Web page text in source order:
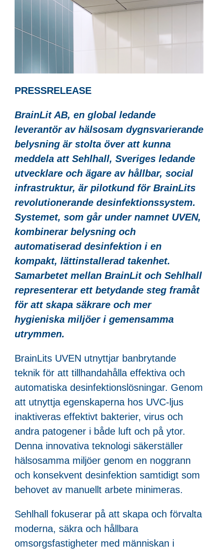
PRESSRELEASE
BrainLit AB, en global ledande
leverantör av hälsosam dygnsvarierande
belysning är stolta över att kunna
meddela att Sehlhall, Sveriges ledande
utvecklare och ägare av hållbar, social
infrastruktur, är pilotkund för BrainLits
revolutionerande desinfektionssystem.
Systemet, som går under namnet UVEN,
kombinerar belysning och
automatiserad desinfektion i en
kompakt, lättinstallerad takenhet.
Samarbetet mellan BrainLit och Sehlhall
representerar ett betydande steg framåt
för att skapa säkrare och mer
hygieniska miljöer i gemensamma
utrymmen.
BrainLits UVEN utnyttjar banbrytande
teknik för att tillhandahålla effektiva och
automatiska desinfektionslösningar. Genom
att utnyttja egenskaperna hos UVC-ljus
inaktiveras effektivt bakterier, virus och
andra patogener i både luft och på ytor.
Denna innovativa teknologi säkerställer
hälsosamma miljöer genom en noggrann
och konsekvent desinfektion samtidigt som
behovet av manuellt arbete minimeras.
Sehlhall fokuserar på att skapa och förvalta
moderna, säkra och hållbara
omsorgsfastigheter med människan i